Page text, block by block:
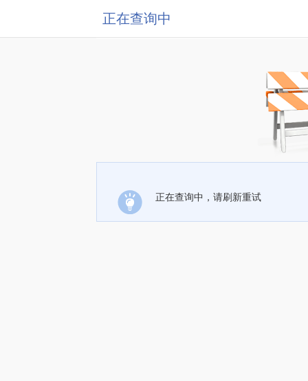
正在查询中
正在查询中，请刷新重试